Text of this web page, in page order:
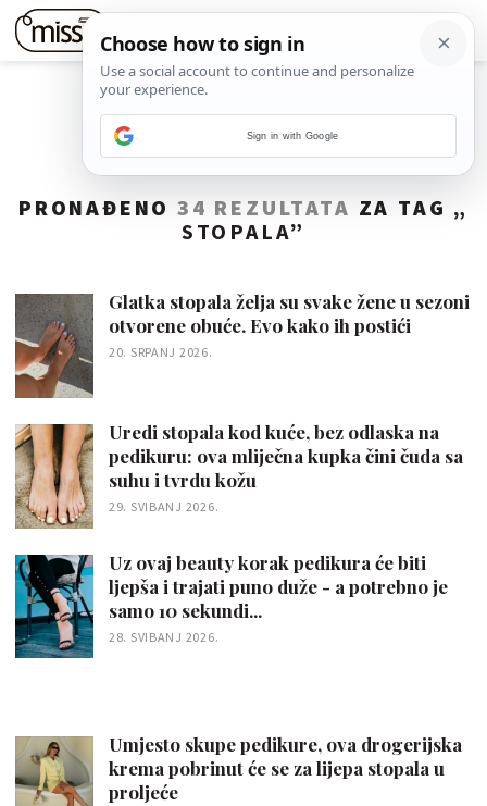
PRONAĐENO34 REZULTATA ZA TAG „
STOPALA”
Glatka stopala želja su svake žene u sezoni
otvorene obuće. Evo kako ih postići
20. SRPANJ 2026.
Uredi stopala kod kuće, bez odlaska na
pedikuru: ova mliječna kupka čini čuda sa
suhu i tvrdu kožu
29. SVIBANJ 2026.
Uz ovaj beauty korak pedikura će biti
ljepša i trajati puno duže - a potrebno je
samo 10 sekundi...
28. SVIBANJ 2026.
Umjesto skupe pedikure, ova drogerijska
krema pobrinut će se za lijepa stopala u
proljeće
Sign in with Google